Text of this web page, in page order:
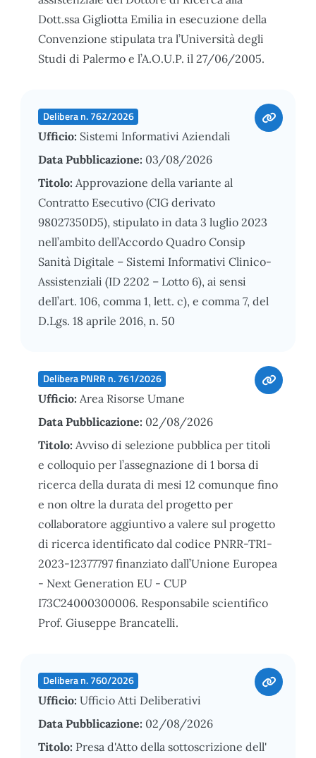
Dott.ssa Gigliotta Emilia in esecuzione della
Convenzione stipulata tra l’Università degli
Studi di Palermo e l’A.O.U.P. il 27/06/2005.
Delibera n. 762/2026
Ufficio: Sistemi Informativi Aziendali
Data Pubblicazione: 03/08/2026
Titolo: Approvazione della variante al
Contratto Esecutivo (CIG derivato
98027350D5), stipulato in data 3 luglio 2023
nell’ambito dell’Accordo Quadro Consip
Sanità Digitale – Sistemi Informativi Clinico-
Assistenziali (ID 2202 – Lotto 6), ai sensi
dell’art. 106, comma 1, lett. c), e comma 7, del
D.Lgs. 18 aprile 2016, n. 50
Delibera PNRR n. 761/2026
Ufficio: Area Risorse Umane
Data Pubblicazione: 02/08/2026
Titolo: Avviso di selezione pubblica per titoli
e colloquio per l’assegnazione di 1 borsa di
ricerca della durata di mesi 12 comunque fino
e non oltre la durata del progetto per
collaboratore aggiuntivo a valere sul progetto
di ricerca identificato dal codice PNRR-TR1-
2023-12377797 finanziato dall’Unione Europea
- Next Generation EU - CUP
I73C24000300006. Responsabile scientifico
Prof. Giuseppe Brancatelli.
Delibera n. 760/2026
Ufficio: Ufficio Atti Deliberativi
Data Pubblicazione: 02/08/2026
Titolo: Presa d'Atto della sottoscrizione dell'